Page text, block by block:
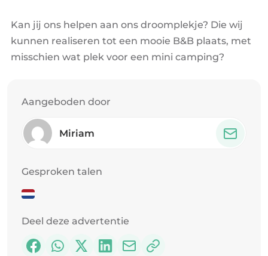
Kan jij ons helpen aan ons droomplekje? Die wij
kunnen realiseren tot een mooie B&B plaats, met
misschien wat plek voor een mini camping?
Aangeboden door
Miriam
Gesproken talen
Deel deze advertentie